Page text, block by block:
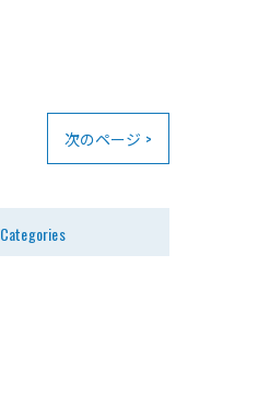
次のページ >
Categories